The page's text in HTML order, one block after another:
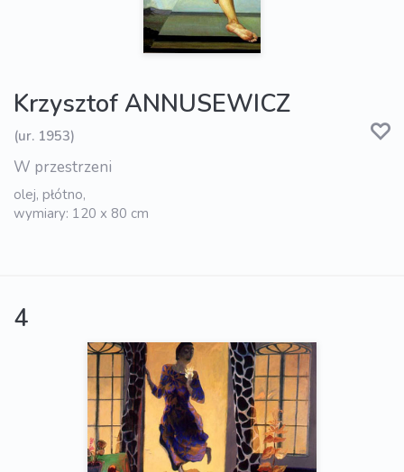
Krzysztof ANNUSEWICZ
(ur. 1953)
W przestrzeni
olej, płótno,
wymiary: 120 x 80 cm
4